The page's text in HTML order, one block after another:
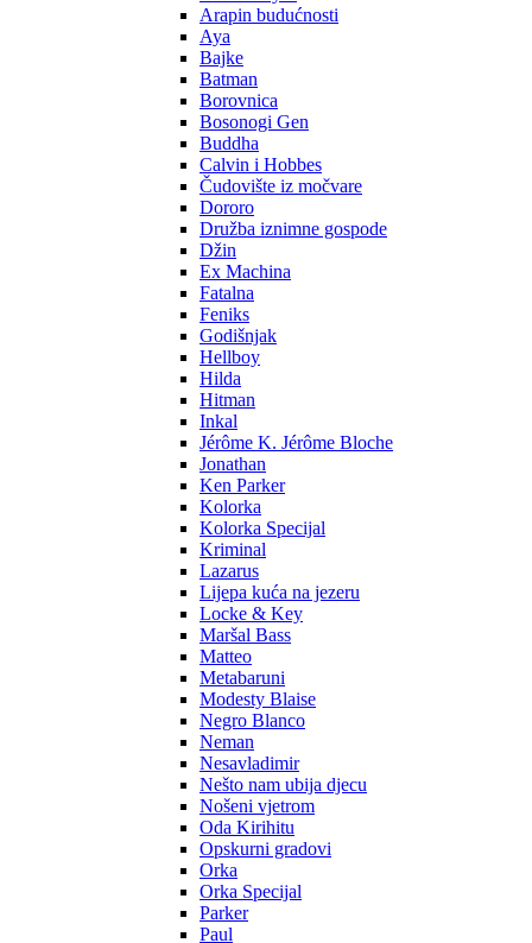
Arapin budućnosti
Aya
Bajke
Batman
Borovnica
Bosonogi Gen
Buddha
Calvin i Hobbes
Čudovište iz močvare
Dororo
Družba iznimne gospode
Džin
Ex Machina
Fatalna
Feniks
Godišnjak
Hellboy
Hilda
Hitman
Inkal
Jérôme K. Jérôme Bloche
Jonathan
Ken Parker
Kolorka
Kolorka Specijal
Kriminal
Lazarus
Lijepa kuća na jezeru
Locke & Key
Maršal Bass
Matteo
Metabaruni
Modesty Blaise
Negro Blanco
Neman
Nesavladimir
Nešto nam ubija djecu
Nošeni vjetrom
Oda Kirihitu
Opskurni gradovi
Orka
Orka Specijal
Parker
Paul